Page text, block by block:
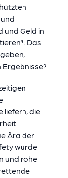
und Geld in
Das
Ergebnisse?
liefern, die
Ära der
wurde
und rohe